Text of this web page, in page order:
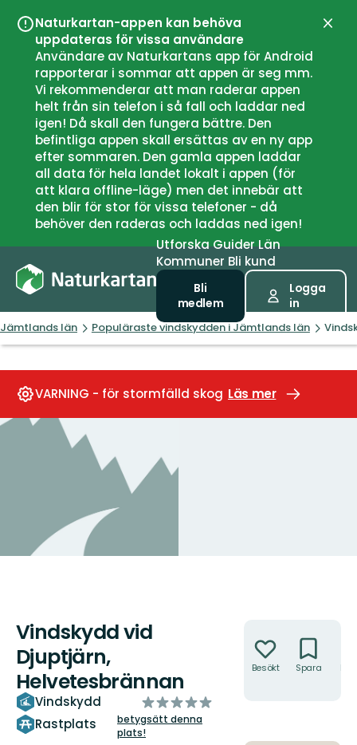
Naturkartan-appen kan behöva
uppdateras för vissa användare
Användare av Naturkartans app för Android
rapporterar i sommar att appen är seg mm.
Vi rekommenderar att man raderar appen
helt från sin telefon i så fall och laddar ned
igen! Då skall den fungera bättre. Den
befintliga appen skall ersättas av en ny app
efter sommaren. Den gamla appen laddar
all data för hela landet lokalt i appen (för
att klara offline-läge) men det innebär att
den blir för stor för vissa telefoner - då
behöver den raderas och laddas ned igen!
UtforskaGuiderLän
Kommuner Bli kund
Bli
medlem
Logga
in
Jämtlands län Populäraste vindskydden i Jämtlands län
VARNING - för stormfälld skog Läs mer
Vindskydd vid
Djuptjärn,
Helvetesbrännan
Vindskydd
Rastplats
av
5
stjärnor
betygsätt denna
plats!
Besökt Spara